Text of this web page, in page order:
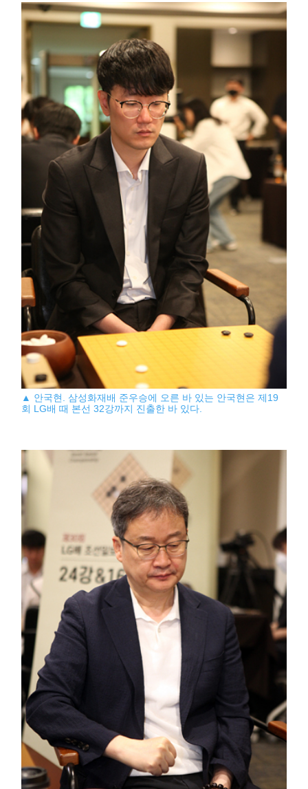
▲ 안국현. 삼성화재배 준우승에 오른 바 있는 안국현은 제19
회 LG배 때 본선 32강까지 진출한 바 있다.